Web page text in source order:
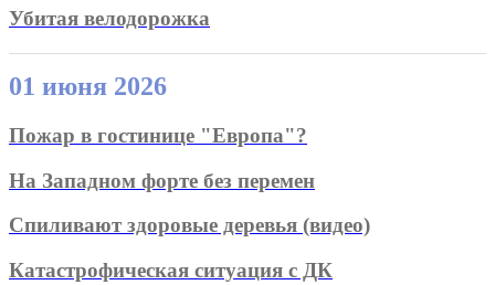
Убитая велодорожка
01 июня 2026
Пожар в гостинице "Европа"?
На Западном форте без перемен
Спиливают здоровые деревья (видео)
Катастрофическая ситуация с ДК